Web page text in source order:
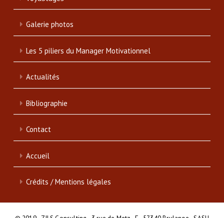
Galerie photos
Les 5 piliers du Manager Motivationnel
Actualités
Bibliographie
Contact
Accueil
Crédits / Mentions légales